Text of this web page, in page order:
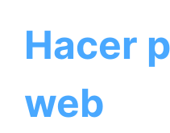
contenido
Hacer
web